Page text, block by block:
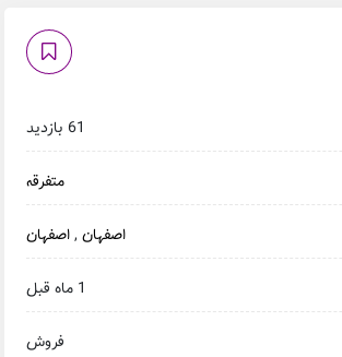
61 بازدید
متفرقه
اصفهان,اصفهان
1 ماه قبل
فروش